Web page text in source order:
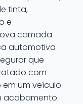
tinta,
e
camada
automotiva
que
com
um veículo
acabamento